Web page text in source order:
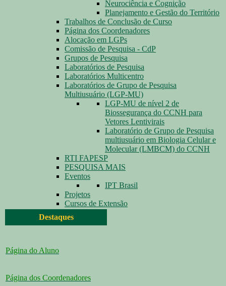
Neurociência e Cognição
Planejamento e Gestão do Território
Trabalhos de Conclusão de Curso
Página dos Coordenadores
Alocação em LGPs
Comissão de Pesquisa - CdP
Grupos de Pesquisa
Laboratórios de Pesquisa
Laboratórios Multicentro
Laboratórios de Grupo de Pesquisa
Multiusuário (LGP-MU)
LGP-MU de nível 2 de
Biossegurança do CCNH para
Vetores Lentivirais
Laboratório de Grupo de Pesquisa
multiusuário em Biologia Celular e
Molecular (LMBCM) do CCNH
RTI FAPESP
PESQUISA MAIS
Eventos
IPT Brasil
Projetos
Cursos de Extensão
Destaques
Página do Aluno
Página dos Coordenadores